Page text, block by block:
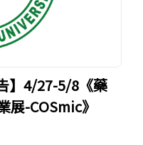
】4/27-5/8《藥
展-COSmic》